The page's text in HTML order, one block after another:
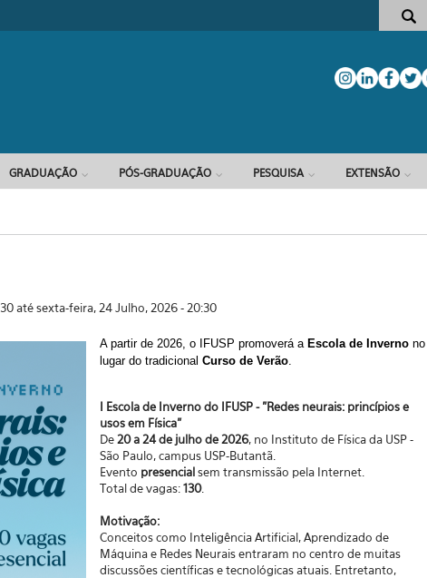
Formulário de busca
GRADUAÇÃO PÓS-GRADUAÇÃO PESQUISA EXTENSÃO
atésexta-feira, 24 Julho, 2026 - 20:30
A partir de 2026, o IFUSP promoverá a Escola de Invernono
lugar do tradicional Curso de Verão.
I Escola de Inverno do IFUSP - "Redes neurais: princípios e
usos em Física"
De20 a 24 de julho de 2026, no Instituto de Física da USP -
São Paulo, campus USP-Butantã.
Evento presencialsem transmissão pela Internet.
Total de vagas:130.
Motivação:
Conceitos como Inteligência Artificial, Aprendizado de
Máquina e Redes Neurais entraram no centro de muitas
discussões científicas e tecnológicas atuais. Entretanto,